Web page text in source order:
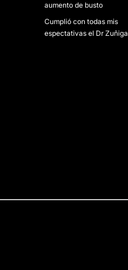
aumento de busto
Cumplió con todas mis
espectativas el Dr Zuñiga